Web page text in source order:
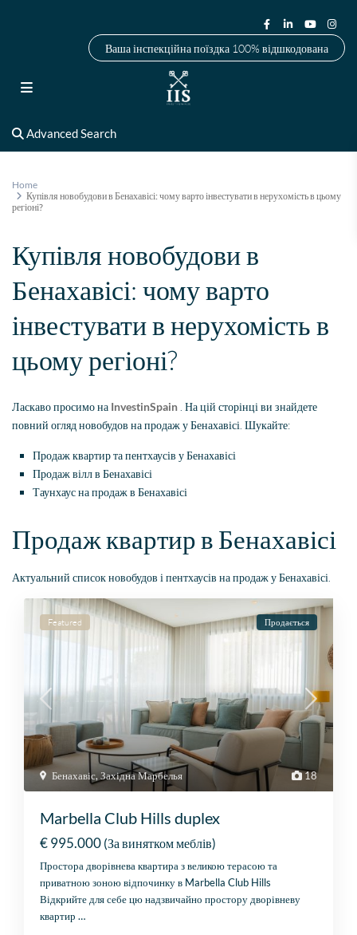
Ваша інспекційна поїздка 100% відшкодована
Advanced Search
Home
Купівля новобудови в Бенахавісі: чому варто інвестувати в нерухомість в цьому
регіоні?
Купівля новобудови в
Бенахавісі: чому варто
інвестувати в нерухомість в
цьому регіоні?
Ласкаво просимо на InvestinSpain . На цій сторінці ви знайдете
повний огляд новобудов на продаж у Бенахавісі. Шукайте:
Продаж квартир та пентхаусів у Бенахавісі
Продаж вілл в Бенахавісі
Таунхаус на продаж в Бенахавісі
Продаж квартир в Бенахавісі
Актуальний список новобудов і пентхаусів на продаж у Бенахавісі.
18
Бенахавіс,Західна Марбелья
Featured Продається
Marbella Club Hills duplex
€ 995.000 (За винятком меблів)
Простора дворівнева квартира з великою терасою та
приватною зоною відпочинку в Marbella Club Hills
Відкрийте для себе цю надзвичайно простору дворівневу
квартир…